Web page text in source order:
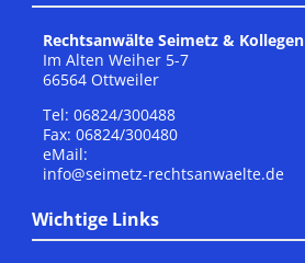
Rechtsanwälte Seimetz & Kollegen
Im Alten Weiher 5-7
66564 Ottweiler
Tel: 06824/300488
Fax: 06824/300480
eMail:
info@seimetz-rechtsanwaelte.de
Wichtige Links